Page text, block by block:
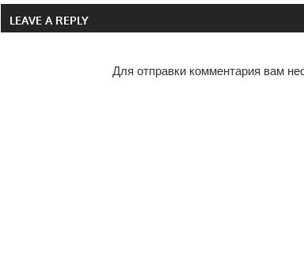
по
LEAVE A REPLY
Для отправки комментария вам